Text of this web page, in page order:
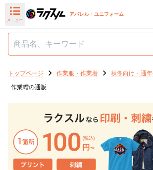
メニュー
アパレル・ユニフォーム
トップページ 作業服・作業着
秋冬向け・通
作業帽の通販